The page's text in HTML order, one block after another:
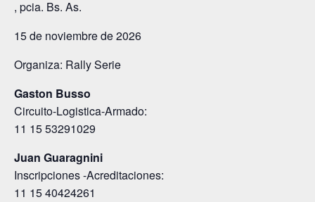
, pcia. Bs. As.
15 de noviembre de 2026
Organiza: Rally Serie
Gaston Busso
Circuito-Logistica-Armado:
11 15 53291029
Juan Guaragnini
Inscripciones -Acreditaciones:
11 15 40424261